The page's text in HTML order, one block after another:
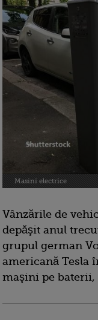
Masini electrice
Vânzările de
depăşit anul
grupul german
americană Tesla
maşini pe baterii,